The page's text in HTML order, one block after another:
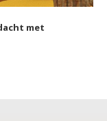
met